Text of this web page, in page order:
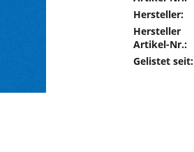
Hersteller:
Hersteller
Artikel-Nr.:
Gelistet seit: